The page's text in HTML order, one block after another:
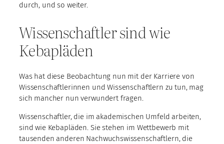
durch, und so weiter.
Wissenschaftler sind wie
Kebapläden
Was hat diese Beobachtung nun mit der Karriere von
Wissenschaftlerinnen und Wissenschaftlern zu tun, mag
sich mancher nun verwundert fragen.
Wissenschaftler, die im akademischen Umfeld arbeiten,
sind wie Kebapläden. Sie stehen im Wettbewerb mit
tausenden anderen Nachwuchswissenschaftlern, die